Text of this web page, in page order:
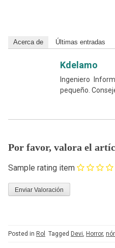
Acerca de Últimas entradas
Kdelamo
Ingeniero
pequeño.
Por favor, valora el
Sample rating item
Posted in Rol Tagged Devi, Horror,